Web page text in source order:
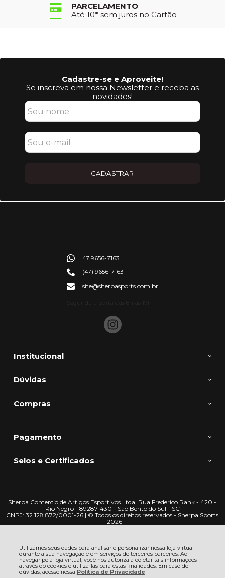
Utilizamos seus dados para analisar e personalizar nossa loja virtual
durante a sua navegação e em serviços de terceiros parceiros. Ao
navegar pela loja virtual, você nos autoriza a coletar tais informações
através do cookies e utilizá-las para estas finalidades. Em caso de
dúvidas, acesse nossa Política de Privacidade
PARCELAMENTO
Até 10* sem juros no Cartão
Cadastre-se e Aproveite!
Se inscreva em nossa Newsletter e receba as
novidades!
CADASTRAR
Institucional
Dúvidas
Compras
47 9656-7163
(47) 9656-7163
site@sherpasports.com.br
Pagamento
Selos e Certificados
Sherpa Comercio de Artigos Esportivos Ltda, Rua Frederico Rank - 420 -
Rio Negro - 89287-430 - São Bento do Sul - SC
CNPJ: 32.128.872/0001-26 | © Todos os direitos reservados - Sherpa Sports
- 2026